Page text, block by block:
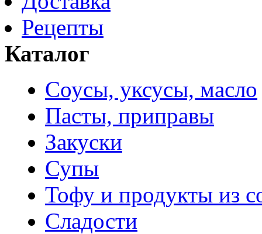
Рецепты
Каталог
Соусы, уксусы, масло
Пасты, приправы
Закуски
Супы
Тофу и продукты из
Сладости